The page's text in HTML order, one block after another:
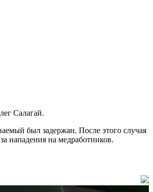
Салагай.
был задержан. После этого случая
нападения на медработников.